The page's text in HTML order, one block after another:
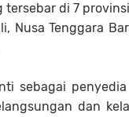
di 7
Nusa Tenggara
sebagai
dan